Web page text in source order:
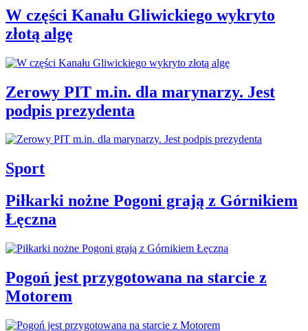
W części Kanału Gliwickiego wykryto
złotą algę
Zerowy PIT m.in. dla marynarzy. Jest
podpis prezydenta
Sport
Piłkarki nożne Pogoni grają z Górnikiem
Łęczna
Pogoń jest przygotowana na starcie z
Motorem